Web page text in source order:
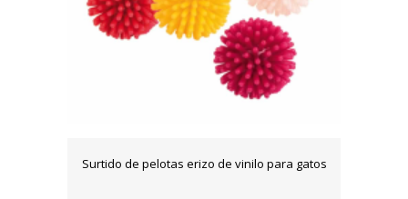
Surtido de pelotas erizo de vinilo para gatos